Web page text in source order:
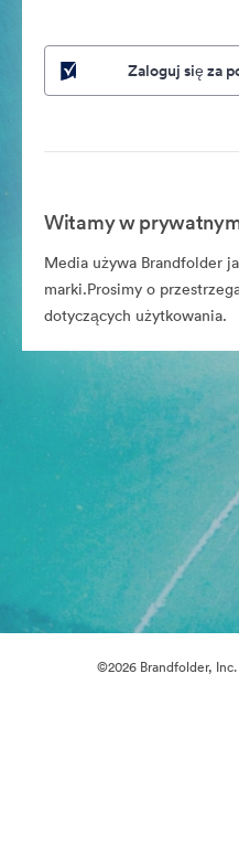
Zaloguj się za
Witamy w
Media używa Brandfolder
marki.Prosimy o
dotyczących użytkowania.
©2026 Brandfolder,